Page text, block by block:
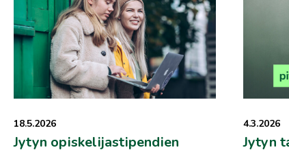
18.5.2026
Jytyn opiskelijastipendien
4.3.2026
Jytyn